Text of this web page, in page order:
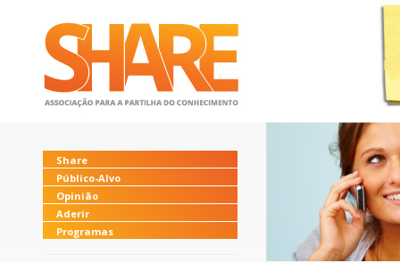
Share
Público-Alvo
Opinião
Aderir
Programas